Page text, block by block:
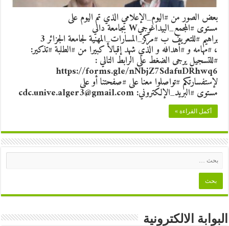
بعض الصور من #اليوم_الإعلامي الذي تم اليوم على
مستوى #المجمع_البيداغوجيW بجامعة دالي
براهيم #للتعريف ب #مركز_المسارات_المهنية لجامعة الجزائر 3
، #مهامه و #أهدافه و الذي شهد إقبالأ كبيرا من #الطلبة #تذكير:
#للتسجيل يرجى الضغط على الرابط التالي :
https://forms.gle/nNbjZ7SdafuDRhwq6
لإستفسارتكم #تواصلوا معنا على #صفحتنا أو على
مستوى #البريد_الإلكتروني: cdc.unive.alger3@gmail.com
أكمل القراءة »
البوابة الالكترونية